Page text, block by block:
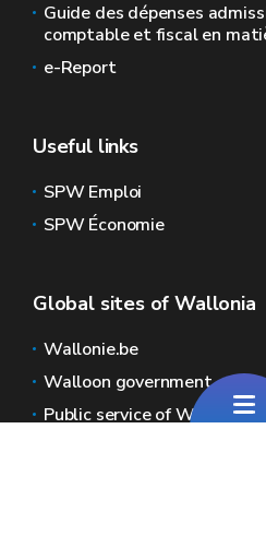
Guide des dépenses
comptable et fiscal en
e-Report
Useful links
SPW Emploi
SPW Économie
Global sites of Wallonia
Wallonie.be
Walloon government
Public service of Wallonia